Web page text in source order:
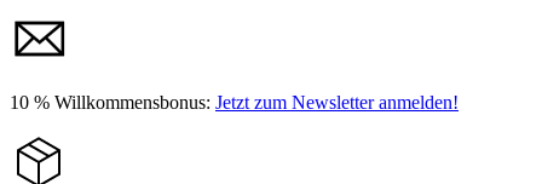
10 % Willkommensbonus: Jetzt zum Newsletter anmelden!